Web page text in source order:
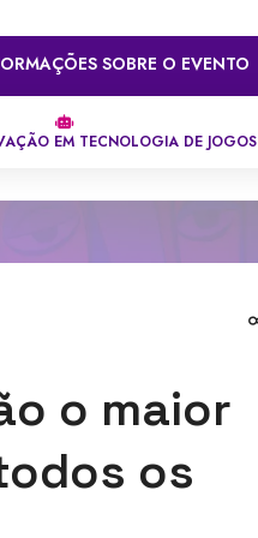
SOBRE O EVENTO
EM TECNOLOGIA DE JOGOS
o maior
os